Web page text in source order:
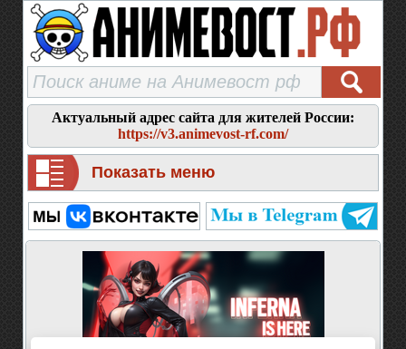
Актуальный адрес сайта для жителей России:
https://v3.animevost-rf.com/
Показать меню